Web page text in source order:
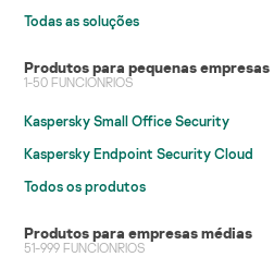
Todas as soluções
Produtos para pequenas empresas
1-50 FUNCIONRIOS
Kaspersky Small Office Security
Kaspersky Endpoint Security Cloud
Todos os produtos
Produtos para empresas médias
51-999 FUNCIONRIOS